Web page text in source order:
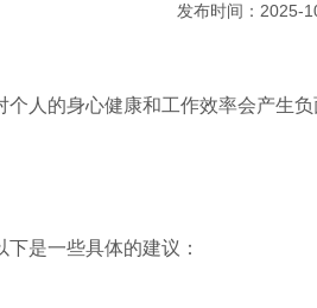
发布时间：2025-
人的身心健康和工作效率会产生
是一些具体的建议：